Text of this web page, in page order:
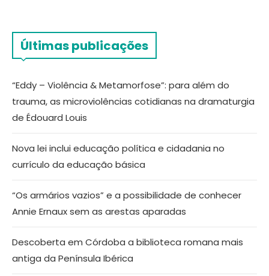
Últimas publicações
“Eddy – Violência & Metamorfose”: para além do
trauma, as microviolências cotidianas na dramaturgia
de Édouard Louis
Nova lei inclui educação política e cidadania no
currículo da educação básica
“Os armários vazios” e a possibilidade de conhecer
Annie Ernaux sem as arestas aparadas
Descoberta em Córdoba a biblioteca romana mais
antiga da Península Ibérica